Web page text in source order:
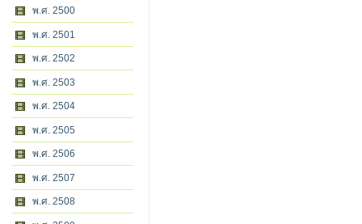
พ.ศ. 2500
พ.ศ. 2501
พ.ศ. 2502
พ.ศ. 2503
พ.ศ. 2504
พ.ศ. 2505
พ.ศ. 2506
พ.ศ. 2507
พ.ศ. 2508